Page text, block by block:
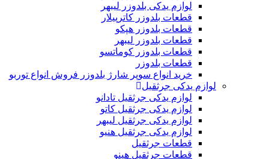
لوازم یدکی بلدوزر لیبهر
قطعات بلدوزر کاترپیلار
قطعات بلدوزر هپکو
قطعات بلدوزر لیبهر
قطعات بلدوزر کوماتسو
قطعات بلدوزر
خرید انواع سوپر شارژ بلدوزر فروش انواع توربو
لوازم یدکی جرثقیل
لوازم یدکی جرثقیل تادانو
لوازم یدکی جرثقیل کاتو
لوازم یدکی جرثقیل لیبهر
لوازم یدکی جرثقیل هنیو
قطعات جرثقیل
قطعات جرثقیل هینو